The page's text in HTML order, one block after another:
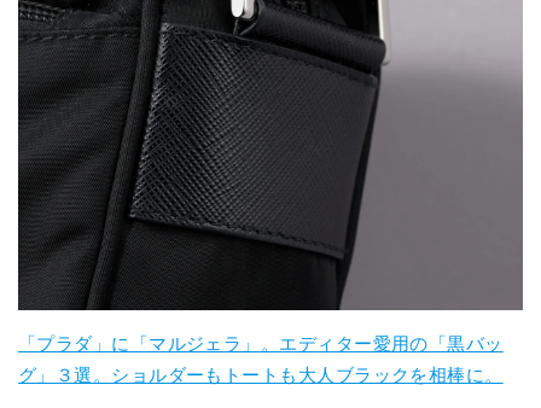
「プラダ」に「マルジェラ」。エディター愛用の「黒バッ
グ」３選。ショルダーもトートも大人ブラックを相棒に。